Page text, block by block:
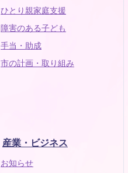
ひとり親家庭支援
障害のある子ども
手当・助成
市の計画・取り組み
産業・ビジネス
お知らせ